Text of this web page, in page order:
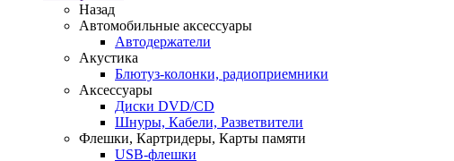
Назад
Автомобильные аксессуары
Автодержатели
Акустика
Блютуз-колонки, радиоприемники
Аксессуары
Диски DVD/CD
Шнуры, Кабели, Разветвители
Флешки, Картридеры, Карты памяти
USB-флешки